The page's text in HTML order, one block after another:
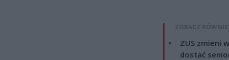
ZOBACZ
ZUS zmieni
dostać